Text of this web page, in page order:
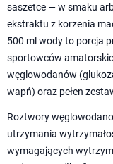
saszetce — w smaku
ekstraktu z korzenia
500 ml wody to porcja
sportowców
węglowodanów
wapń) oraz pełen
Roztwory
utrzymania
wymagających